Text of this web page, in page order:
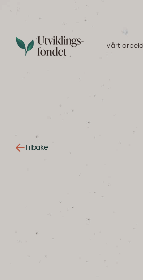
Vårt arbeid
Tilbake